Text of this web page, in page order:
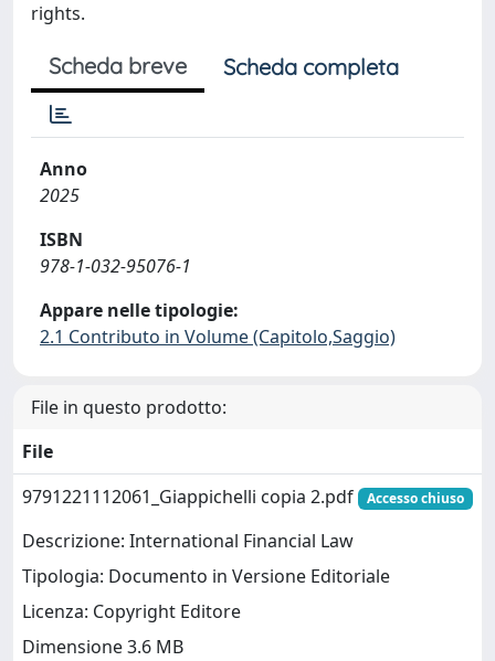
rights.
Scheda breve Scheda completa
Anno
2025
ISBN
978-1-032-95076-1
Appare nelle tipologie:
2.1 Contributo in Volume (Capitolo,Saggio)
File in questo prodotto:
File
9791221112061_Giappichelli copia 2.pdf
Accesso chiuso
Descrizione: International Financial Law
Tipologia: Documento in Versione Editoriale
Licenza: Copyright Editore
Dimensione 3.6 MB